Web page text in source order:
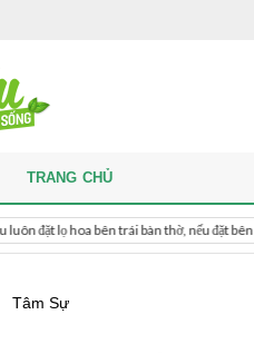
bên trái bàn thờ, nếu đặt bên phải thì sao?
TRANG CHỦ
Tâm Sự